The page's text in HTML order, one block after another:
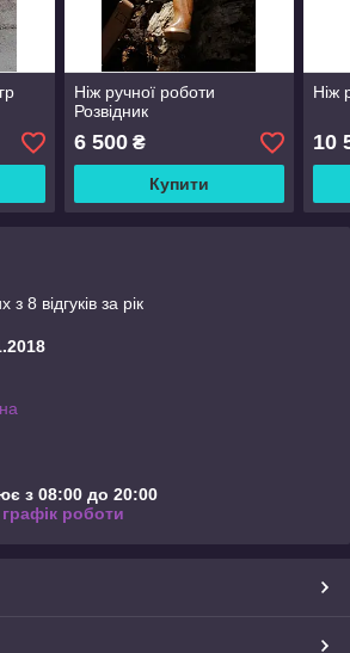
Ніж ручної роботи
Розвідник
6 500₴
Купити
Ніж
10
8 відгуків за рік
з 08:00 до 20:00
роботи